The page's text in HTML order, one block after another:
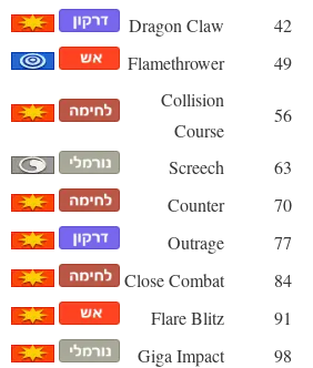
42
Dragon Claw
49
Flamethrower
56
Collision
Course
63
Screech
70
Counter
77
Outrage
84
Close Combat
91
Flare Blitz
98
Giga Impact